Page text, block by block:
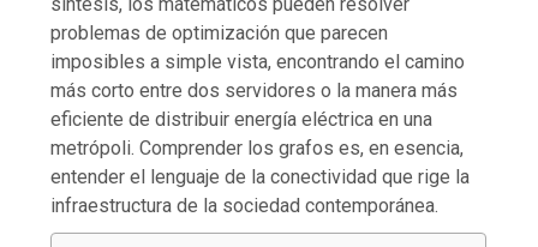
síntesis, los matemáticos pueden resolver
problemas de optimización que parecen
imposibles a simple vista, encontrando el camino
más corto entre dos servidores o la manera más
eficiente de distribuir energía eléctrica en una
metrópoli. Comprender los grafos es, en esencia,
entender el lenguaje de la conectividad que rige la
infraestructura de la sociedad contemporánea.